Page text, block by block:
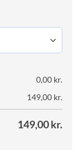
0,00 kr.
149,00 kr.
149,00kr.